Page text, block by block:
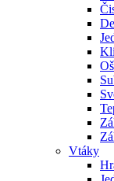
Vtáky